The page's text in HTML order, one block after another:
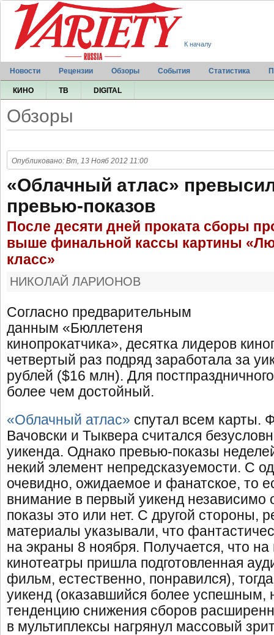
К началу
Новости Рецензии Обзоры События Статистика
КИНО ТВ DIGITAL
Обзоры
Опубликовано: Вт, 13 Нояб 2012 11:00
«Облачный атлас»
превью-показов
После десяти дней проката сборы
выше финальной кассы картины
класс»
НИКОЛАЙ ЛАРИОНОВ
Согласно предварительным
данным «Бюллетеня
кинопрокатчика», десятка лидеров
четвертый раз подряд заработала за
рублей ($16 млн). Для
более чем достойный.
«Облачный атлас» спутал всем карты.
Вачовски и Тыквера считался
уикенда. Однако превью-показы
некий элемент непредсказуемости. С
очевидно, ожидаемое и фанатское, то
внимание в первый уикенд независимо
показы это или нет. С другой стороны,
материалы указывали, что
на экраны 8 ноября. Получается, что
кинотеатры пришла подготовленная
фильм, естественно, понравился),
уикенд (оказавшийся более
тенденцию снижения сборов
в мультиплексы нагрянул массовый